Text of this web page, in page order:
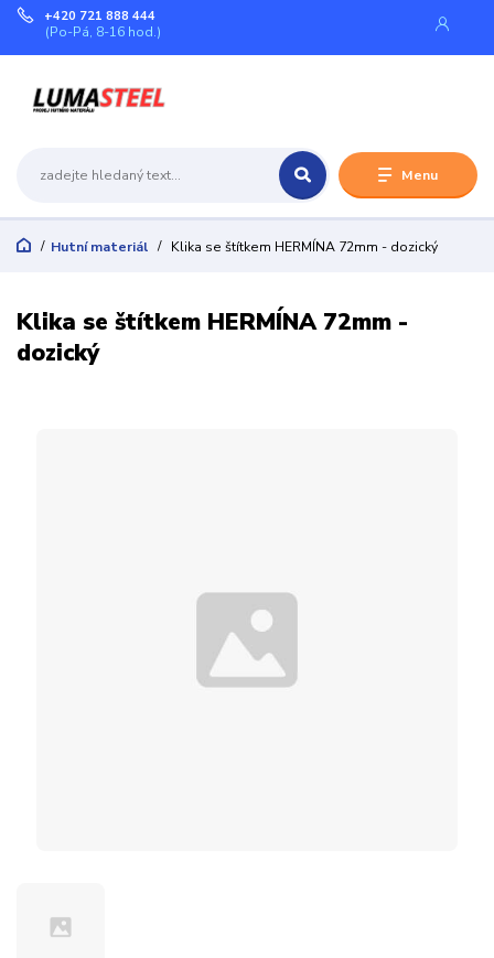
Menu
+420 721 888 444
(Po-Pá, 8-16 hod.)
Hutní materiál Klika se štítkem HERMÍNA 72mm - dozický
Klika se štítkem HERMÍNA 72mm -
dozický